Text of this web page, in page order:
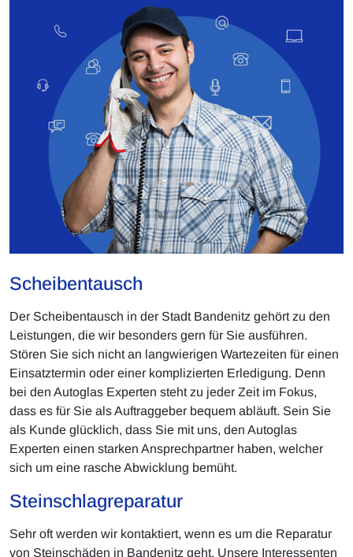
Scheibentausch
Der Scheibentausch in der Stadt Bandenitz gehört zu den
Leistungen, die wir besonders gern für Sie ausführen.
Stören Sie sich nicht an langwierigen Wartezeiten für einen
Einsatztermin oder einer komplizierten Erledigung. Denn
bei den Autoglas Experten steht zu jeder Zeit im Fokus,
dass es für Sie als Auftraggeber bequem abläuft. Sein Sie
als Kunde glücklich, dass Sie mit uns, den Autoglas
Experten einen starken Ansprechpartner haben, welcher
sich um eine rasche Abwicklung bemüht.
Steinschlagreparatur
Sehr oft werden wir kontaktiert, wenn es um die Reparatur
von Steinschäden in Bandenitz geht. Unsere Interessenten